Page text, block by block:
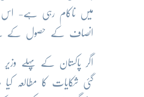
میں ناکام رہی ہے- اس
انصاف کے حصول کے لئے
اگر پاکستان کے پہلے
گئی شکایات کا مطالعہ